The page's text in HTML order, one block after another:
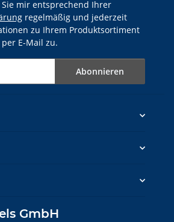
mir entsprechend Ihrer
regelmäßig und jederzeit
zu Ihrem Produktsortiment
per E-Mail zu.
Abonnieren
GmbH